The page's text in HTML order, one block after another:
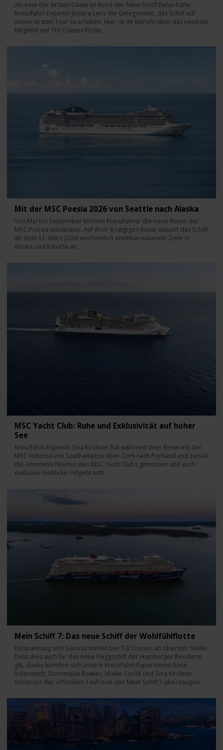
Als eine der ersten Gäste an Bord der Mein Schiff Relax hatte
Kreuzfahrt-Expertin Jessica Lenz die Gelegenheit, das Schiff auf
seiner ersten Tour zu erleben. Hier ist ihr Bericht über das neueste
Mitglied der TUI Cruises Flotte.
Mit der MSC Poesia 2026 von Seattle nach Alaska
Von Mai bis September können Kreuzfahrer die neue Route der
MSC Poesia entdecken. Auf ihrer 8-tätgigen Reise steuert das Schiff
ab dem 11. März 2026 wöchentlich atemberaubende Ziele in
Alaska und Kanada an.
MSC Yacht Club: Ruhe und Exklusivität auf hoher
See
Kreuzfahrt-Expertin Sina Kirchner hat während ihrer Reise mit der
MSC Virtuosa von Southampton über Cork nach Portland und zurück
die Annehmlichkeiten des MSC Yacht Clubs genossen und euch
exklusive Einblicke mitgebracht.
Mein Schiff 7: Das neue Schiff der Wohlfühlflotte
Entspannung und Genuss stehen bei TUI Cruises an oberster Stelle.
Dass dies auch für das neue Flaggschiff der Hamburger Reederei
gilt, davon konnten sich unsere Kreuzfahrt-Expertinnen Anne
Inderwisch, Dominique Rowley, Maike Sacilik und Sina Kirchner
schon vor der offiziellen Taufreise der Mein Schiff 7 überzeugen.